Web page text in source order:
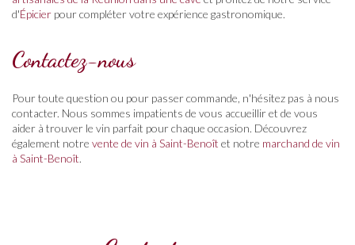
d'Épicier pour compléter votre expérience gastronomique.
Contactez-nous
Pour toute question ou pour passer commande, n'hésitez pas à nous
contacter. Nous sommes impatients de vous accueillir et de vous
aider à trouver le vin parfait pour chaque occasion. Découvrez
également notre vente de vin à Saint-Benoît et notre marchand de vin
à Saint-Benoît.